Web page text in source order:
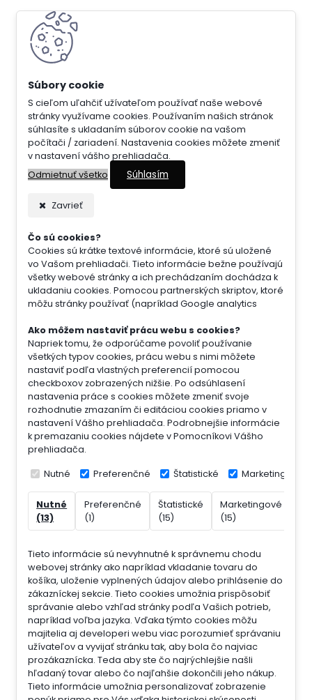
S cieľom uľahčiť užívateľom používať naše webové
stránky využívame cookies. Používaním našich stránok
súhlasíte s ukladaním súborov cookie na vašom
počítači / zariadení. Nastavenia cookies môžete zmeniť
v nastavení vášho prehliadača.
Odmietnuť všetko
Súhlasím
Zavrieť
Čo sú cookies?
Cookies sú krátke textové informácie, ktoré sú uložené
vo Vašom prehliadači. Tieto informácie bežne používajú
všetky webové stránky a ich prechádzaním dochádza k
ukladaniu cookies. Pomocou partnerských skriptov, ktoré
môžu stránky používať (napríklad Google analytics
Ako môžem nastaviť prácu webu s cookies?
Napriek tomu, že odporúčame povoliť používanie
všetkých typov cookies, prácu webu s nimi môžete
nastaviť podľa vlastných preferencií pomocou
checkboxov zobrazených nižšie. Po odsúhlasení
nastavenia práce s cookies môžete zmeniť svoje
rozhodnutie zmazaním či editáciou cookies priamo v
nastavení Vášho prehliadača. Podrobnejšie informácie
k premazaniu cookies nájdete v Pomocníkovi Vášho
prehliadača.
Nutné Preferenčné Štatistické Marketingové
Nutné
(13)
Preferenčné
(1)
Štatistické
(15)
Marketingové
(15)
Tieto informácie sú nevyhnutné k správnemu chodu
webovej stránky ako napríklad vkladanie tovaru do
košíka, uloženie vyplnených údajov alebo prihlásenie do
zákazníckej sekcie. Tieto cookies umožnia prispôsobiť
správanie alebo vzhľad stránky podľa Vašich potrieb,
napríklad voľba jazyka. Vďaka týmto cookies môžu
majitelia aj developeri webu viac porozumieť správaniu
užívateľov a vyvijať stránku tak, aby bola čo najviac
prozákaznícka. Teda aby ste čo najrýchlejšie našli
hľadaný tovar alebo čo najľahšie dokončili jeho nákup.
Tieto informácie umožnia personalizovať zobrazenie